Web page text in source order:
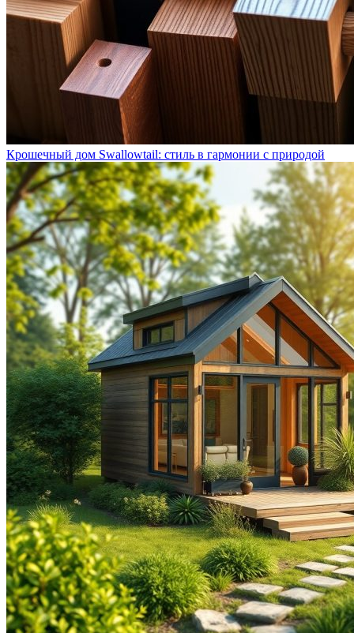
Крошечный дом Swallowtail: стиль в гармонии с природой